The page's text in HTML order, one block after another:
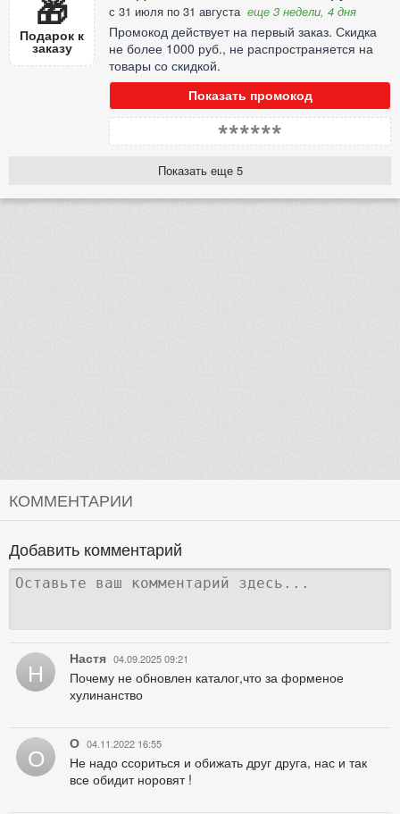
🎁
Подарок к
заказу
с 31 июля по 31 августа еще 3 недели, 4 дня
Промокод действует на первый заказ. Скидка
не более 1000 руб., не распространяется на
товары со скидкой.
Показать промокод
******
Показать еще 5
КОММЕНТАРИИ
Добавить комментарий
Н Настя 04.09.2025 09:21
Почему не обновлен каталог,что за форменое
хулинанство
О О 04.11.2022 16:55
Не надо ссориться и обижать друг друга, нас и так
все обидит норовят !